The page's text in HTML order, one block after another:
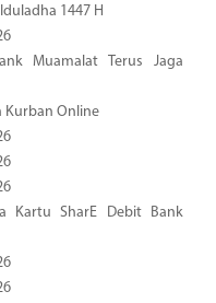
1447 H
Muamalat Terus Jaga
Kurban Online
Kartu SharE Debit Bank